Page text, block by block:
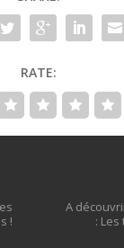
RATE:
!
A
: